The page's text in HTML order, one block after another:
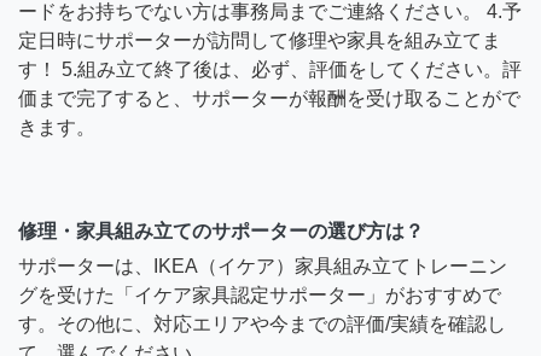
ードをお持ちでない方は事務局までご連絡ください。 4.予
定日時にサポーターが訪問して修理や家具を組み立てま
す！ 5.組み立て終了後は、必ず、評価をしてください。評
価まで完了すると、サポーターが報酬を受け取ることがで
きます。
修理・家具組み立てのサポーターの選び方は？
サポーターは、IKEA（イケア）家具組み立てトレーニン
グを受けた「イケア家具認定サポーター」がおすすめで
す。その他に、対応エリアや今までの評価/実績を確認し